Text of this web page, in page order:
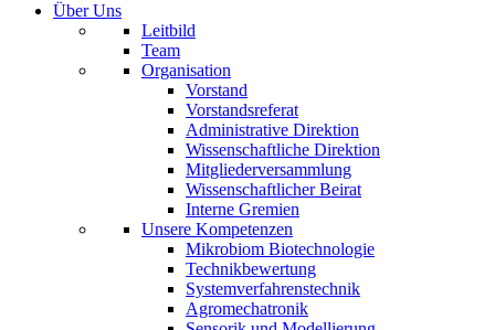
Über Uns
Leitbild
Team
Organisation
Vorstand
Vorstandsreferat
Administrative Direktion
Wissenschaftliche Direktion
Mitgliederversammlung
Wissenschaftlicher Beirat
Interne Gremien
Unsere Kompetenzen
Mikrobiom Biotechnologie
Technikbewertung
Systemverfahrenstechnik
Agromechatronik